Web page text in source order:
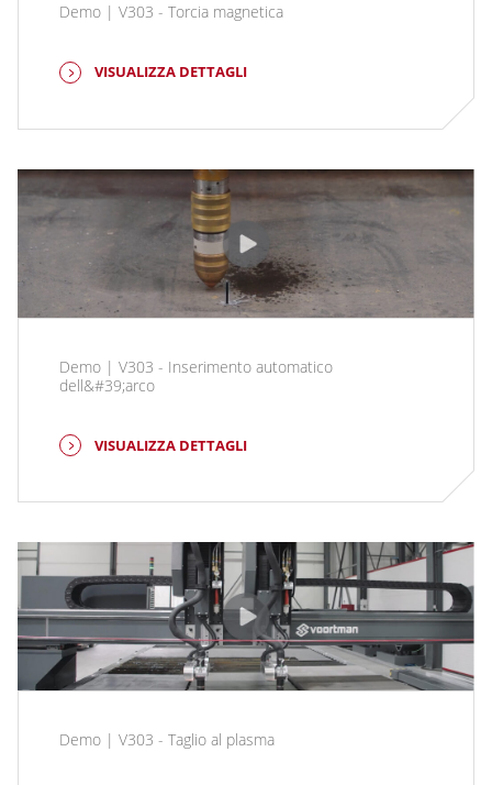
Demo | V303 - Torcia magnetica
VISUALIZZA DETTAGLI
Demo | V303 - Inserimento automatico
dell&#39;arco
VISUALIZZA DETTAGLI
Demo | V303 - Taglio al plasma